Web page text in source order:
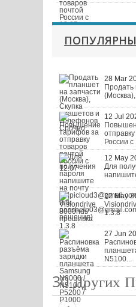
28 Mar
Продать
(Москва),
12 Jul
России с
12 May
Для
22 May
1.3.8
27 Jun
N5100...
30 Других